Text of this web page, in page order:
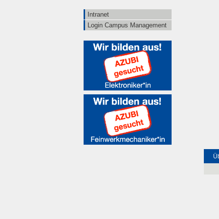
Intranet
Login Campus Management